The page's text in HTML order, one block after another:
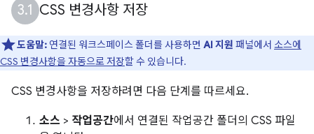
CSS 변경사항 저장
도움말: 연결된 워크스페이스 폴더를 사용하면 AI 지원 패널에서 소스에
CSS 변경사항을 자동으로 저장할 수 있습니다.
CSS 변경사항을 저장하려면 다음 단계를 따르세요.
소스 > 작업공간에서 연결된 작업공간 폴더의 CSS 파일